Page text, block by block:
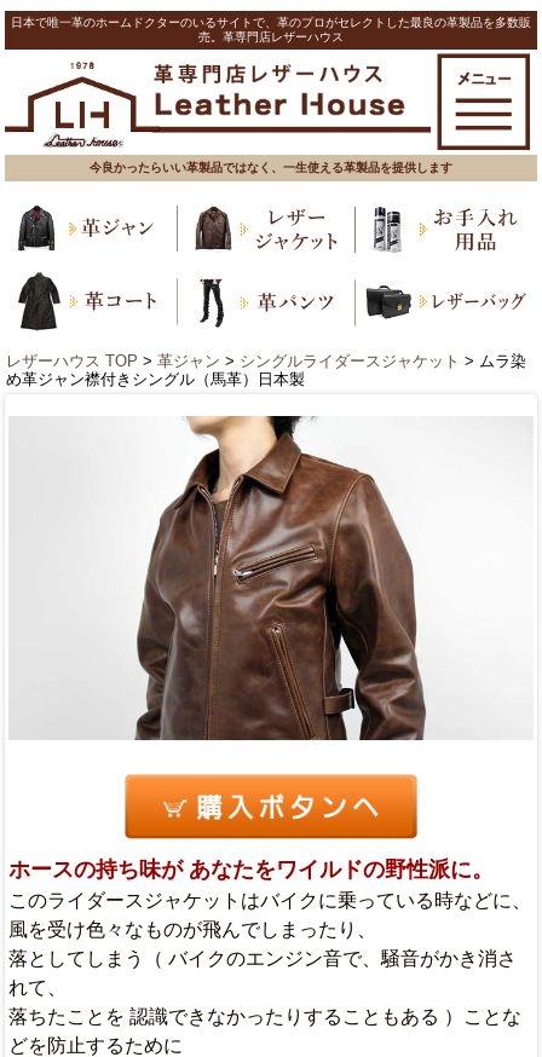
日本で唯一革のホームドクターのいるサイトで、革のプロがセレクトした最良の革製品を多数販
売。革専門店レザーハウス
今良かったらいい革製品ではなく、一生使える革製品を提供します
レザーハウス TOP > 革ジャン > シングルライダースジャケット > ムラ染
め革ジャン襟付きシングル（馬革）日本製
ホースの持ち味が あなたをワイルドの野性派に。
このライダースジャケットはバイクに乗っている時などに、
風を受け色々なものが飛んでしまったり、
落としてしまう（ バイクのエンジン音で、騒音がかき消さ
れて、
落ちたことを 認識できなかったりすることもある ）ことな
どを防止するために